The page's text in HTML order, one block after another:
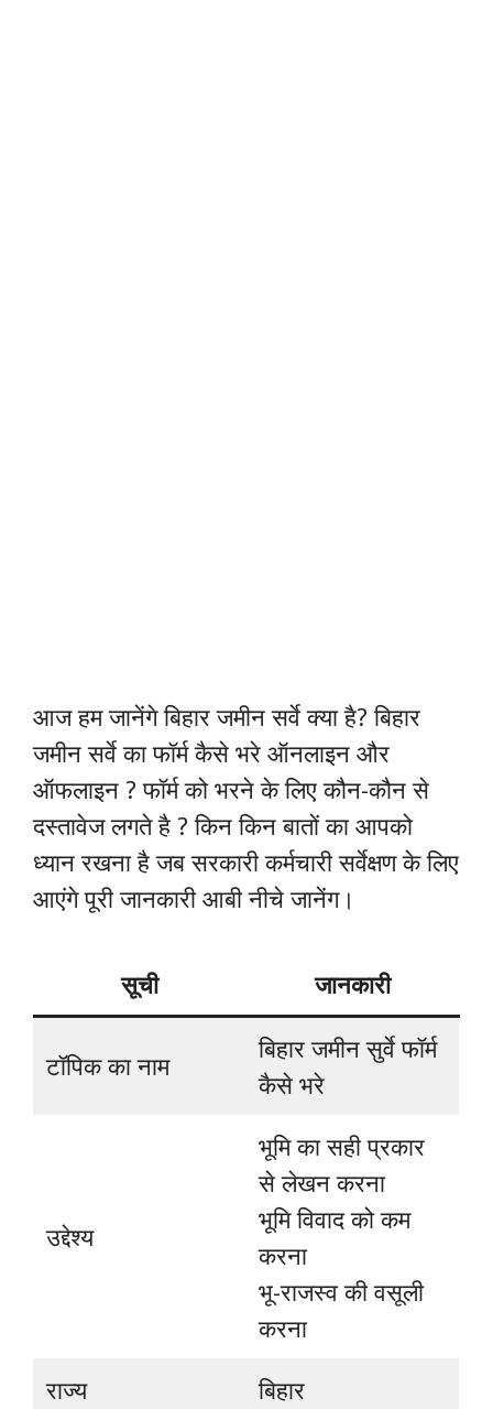
आज हम जानेंगे बिहार जमीन सर्वे क्या है? बिहार
जमीन सर्वे का फॉर्म कैसे भरे ऑनलाइन और
ऑफलाइन ? फॉर्म को भरने के लिए कौन-कौन से
दस्तावेज लगते है ? किन किन बातों का आपको
ध्यान रखना है जब सरकारी कर्मचारी सर्वेक्षण के लिए
आएंगे पूरी जानकारी आबी नीचे जानेंग।
सूची जानकारी
टॉपिक का नाम
बिहार जमीन सुर्वे फॉर्म
कैसे भरे
उद्देश्य
भूमि का सही प्रकार
से लेखन करना
भूमि विवाद को कम
करना
भू-राजस्व की वसूली
करना
राज्य
बिहार